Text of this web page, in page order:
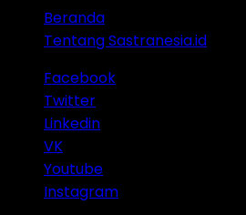
Beranda
Tentang Sastranesia.id
Facebook
Twitter
Linkedin
VK
Youtube
Instagram